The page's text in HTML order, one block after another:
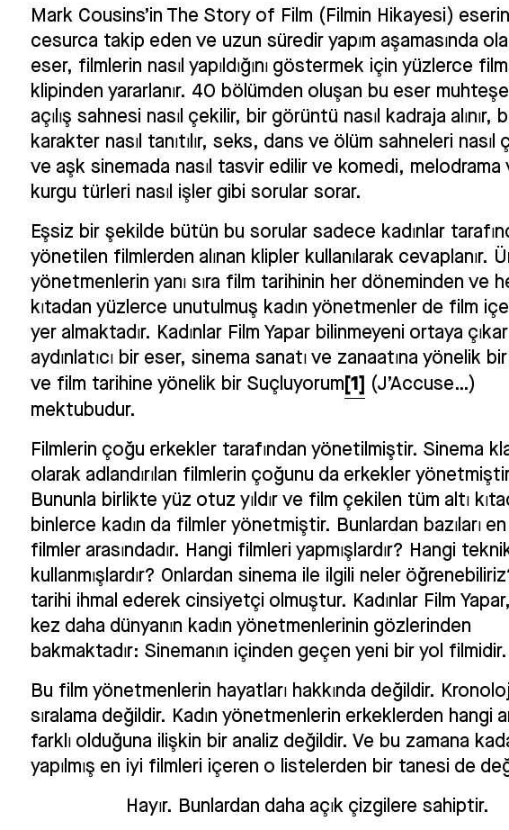
Mark Cousins’in The Story of Film (Filmin Hikayesi)
cesurca takip eden ve uzun süredir yapım aşamasında
eser, filmlerin nasıl yapıldığını göstermek için yüzlerce film
klipinden yararlanır. 40 bölümden oluşan bu eser
açılış sahnesi nasıl çekilir, bir görüntü nasıl kadraja alınır,
karakter nasıl tanıtılır, seks, dans ve ölüm sahneleri nasıl
ve aşk sinemada nasıl tasvir edilir ve komedi, melodrama
kurgu türleri nasıl işler gibi sorular sorar.
Eşsiz bir şekilde bütün bu sorular sadece kadınlar
yönetilen filmlerden alınan klipler kullanılarak cevaplanır.
yönetmenlerin yanı sıra film tarihinin her döneminden ve
kıtadan yüzlerce unutulmuş kadın yönetmenler de film
yer almaktadır. Kadınlar Film Yapar bilinmeyeni ortaya
aydınlatıcı bir eser, sinema sanatı ve zanaatına yönelik
ve film tarihine yönelik bir Suçluyorum[1] (J’Accuse…)
mektubudur.
Filmlerin çoğu erkekler tarafından yönetilmiştir. Sinema
olarak adlandırılan filmlerin çoğunu da erkekler
Bununla birlikte yüz otuz yıldır ve film çekilen tüm altı
binlerce kadın da filmler yönetmiştir. Bunlardan bazıları
filmler arasındadır. Hangi filmleri yapmışlardır? Hangi
kullanmışlardır? Onlardan sinema ile ilgili neler
tarihi ihmal ederek cinsiyetçi olmuştur. Kadınlar Film
kez daha dünyanın kadın yönetmenlerinin gözlerinden
bakmaktadır: Sinemanın içinden geçen yeni bir yol filmidir.
Bu film yönetmenlerin hayatları hakkında değildir.
sıralama değildir. Kadın yönetmenlerin erkeklerden hangi
farklı olduğuna ilişkin bir analiz değildir. Ve bu zamana
yapılmış en iyi filmleri içeren o listelerden bir tanesi de
Hayır. Bunlardan daha açık çizgilere sahiptir.